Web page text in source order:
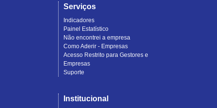
Serviços
Indicadores
Painel Estatístico
Não encontrei a empresa
Como Aderir - Empresas
Acesso Restrito para Gestores e
Empresas
Suporte
Institucional